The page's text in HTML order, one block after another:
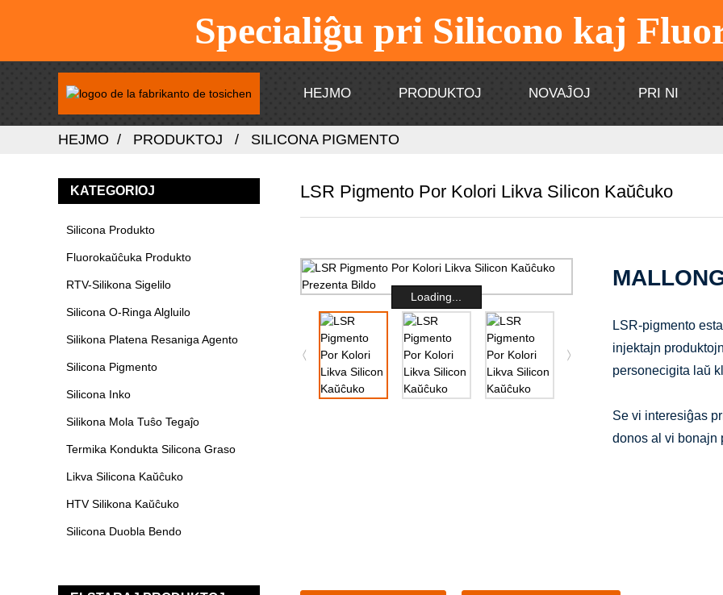
Specialiĝu pri Silicono kaj
HEJMO PRODUKTOJ NOVAĴOJ PRI NI
HEJMO PRODUKTOJ SILICONA PIGMENTO
KATEGORIOJ
Silicona Produkto
Fluorokaŭĉuka Produkto
RTV-Silikona Sigelilo
Silicona O-Ringa Algluilo
Silikona Platena Resaniga Agento
Silicona Pigmento
Silicona Inko
Silikona Mola Tuŝo Tegaĵo
Termika Kondukta Silicona Graso
Likva Silicona Kaŭĉuko
HTV Silikona Kaŭĉuko
Silicona Duobla Bendo
LSR Pigmento Por Kolori Likva Silicon Kaŭĉuko
Loading...
LSR-pigmento
injektajn
personecigita laŭ
Se vi interesiĝas
donos al vi bonajn